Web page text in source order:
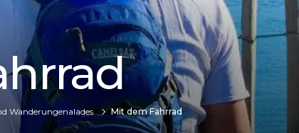
Wanderungenalades Mit dem Fahrrad